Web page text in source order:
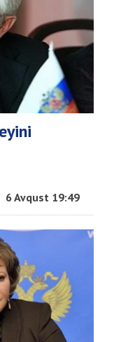
6 Avqust 19:49